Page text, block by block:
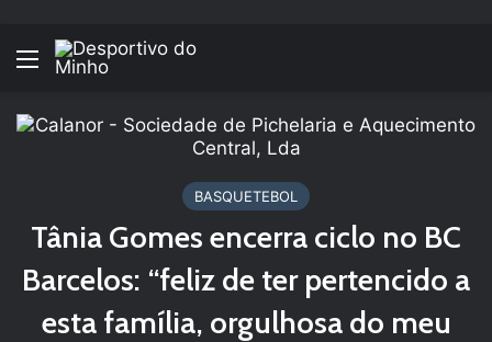
Menu
BASQUETEBOL
Tânia Gomes encerra ciclo no BC
Barcelos: “feliz de ter pertencido a
esta família, orgulhosa do meu